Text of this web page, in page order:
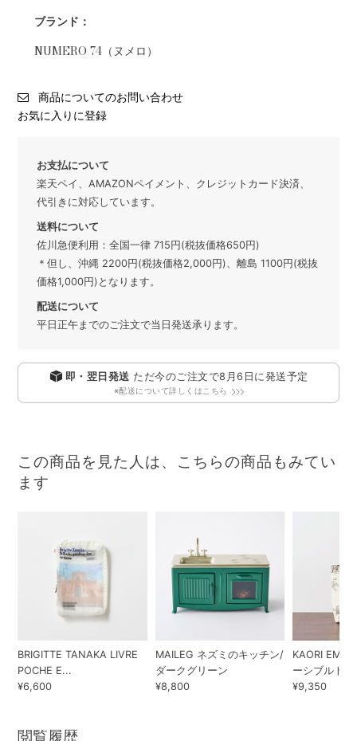
ブランド：
NUMERO 74（ヌメロ）
商品についてのお問い合わせ
お気に入りに登録
お支払について
楽天ペイ、AMAZONペイメント、クレジットカード決済、
代引きに対応しています。
送料について
佐川急便利用：全国一律 715円(税抜価格650円)
＊但し、沖縄 2200円(税抜価格2,000円)、離島 1100円(税抜
価格1,000円)となります。
配送について
平日正午までのご注文で当日発送承ります。
即・翌日発送 ただ今のご注文で8月6日 に発送予定
※配送について詳しくはこちら
この商品を見た人は、こちらの商品もみてい
ます
BRIGITTE TANAKA LIVRE
POCHE E...
¥6,600
MAILEG ネズミのキッチン/
ダークグリーン
¥8,800
KAORI
ーシブルト
¥9,350
閲覧履歴